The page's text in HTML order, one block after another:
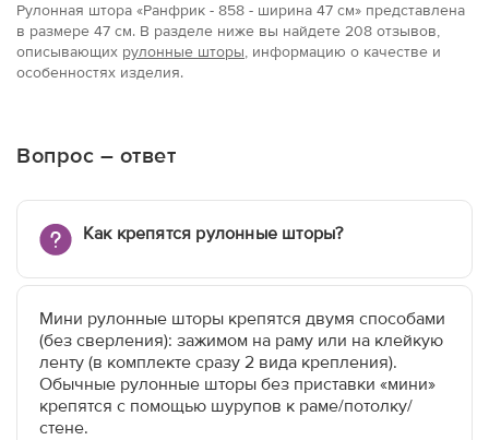
Рулонная штора «Ранфрик - 858 - ширина 47 см» представлена
в размерe 47 см. В разделе ниже вы найдете 208 отзывов,
описывающих рулонные шторы, информацию о качестве и
особенностях изделия.
Вопрос – ответ
Как крепятся рулонные шторы?
Мини рулонные шторы крепятся двумя способами
(без сверления): зажимом на раму или на клейкую
ленту (в комплекте сразу 2 вида крепления).
Обычные рулонные шторы без приставки «мини»
крепятся с помощью шурупов к раме/потолку/
стене.